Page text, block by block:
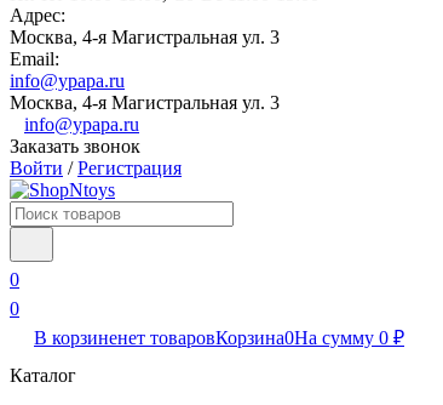
Адрес:
Москва, 4-я Магистральная ул. 3
Email:
info@ypapa.ru
Москва, 4-я Магистральная ул. 3
info@ypapa.ru
Заказать звонок
Войти /Регистрация
0
0
В корзиненет товаровКорзина0На сумму 0 ₽
Каталог